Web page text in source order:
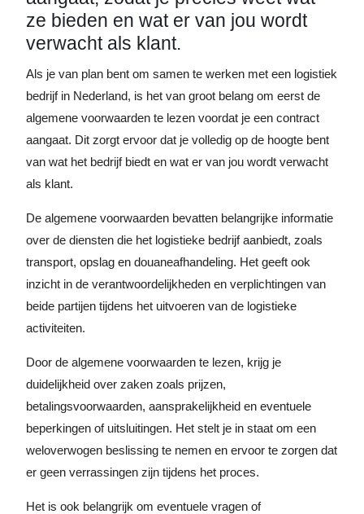
ze bieden en wat er van jou wordt
verwacht als klant.
Als je van plan bent om samen te werken met een logistiek
bedrijf in Nederland, is het van groot belang om eerst de
algemene voorwaarden te lezen voordat je een contract
aangaat. Dit zorgt ervoor dat je volledig op de hoogte bent
van wat het bedrijf biedt en wat er van jou wordt verwacht
als klant.
De algemene voorwaarden bevatten belangrijke informatie
over de diensten die het logistieke bedrijf aanbiedt, zoals
transport, opslag en douaneafhandeling. Het geeft ook
inzicht in de verantwoordelijkheden en verplichtingen van
beide partijen tijdens het uitvoeren van de logistieke
activiteiten.
Door de algemene voorwaarden te lezen, krijg je
duidelijkheid over zaken zoals prijzen,
betalingsvoorwaarden, aansprakelijkheid en eventuele
beperkingen of uitsluitingen. Het stelt je in staat om een
weloverwogen beslissing te nemen en ervoor te zorgen dat
er geen verrassingen zijn tijdens het proces.
Het is ook belangrijk om eventuele vragen of